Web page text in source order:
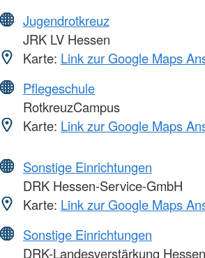
Jugendrotkreuz
JRK LV Hessen
Karte: Link zur Google Maps
Pflegeschule
RotkreuzCampus
Karte: Link zur Google Maps
Sonstige Einrichtungen
DRK Hessen-Service-GmbH
Karte: Link zur Google Maps
Sonstige Einrichtungen
DRK-Landesverstärkung Hessen